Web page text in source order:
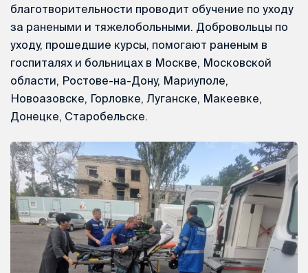
благотворительности проводит обучение по уходу
за ранеными и тяжелобольными. Добровольцы по
уходу, прошедшие курсы, помогают раненым в
госпиталях и больницах в Москве, Московской
области, Ростове-на-Дону, Мариуполе,
Новоазовске, Горловке, Луганске, Макеевке,
Донецке, Старобельске.